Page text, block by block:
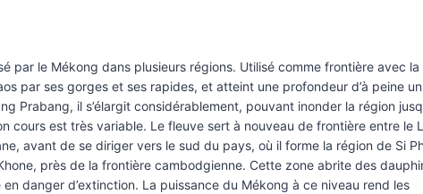
par le Mékong dans plusieurs régions. Utilisé comme frontière avec la
par ses gorges et ses rapides, et atteint une profondeur d’à peine un
Prabang, il s’élargit considérablement, pouvant inonder la région
cours est très variable. Le fleuve sert à nouveau de frontière entre le
avant de se diriger vers le sud du pays, où il forme la région de Si
près de la frontière cambodgienne. Cette zone abrite des
danger d’extinction. La puissance du Mékong à ce niveau rend les